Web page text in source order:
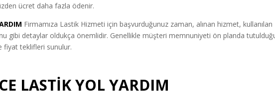
ücret daha fazla ödenir.
Firmamıza Lastik Hizmeti için başvurduğunuz zaman, alınan hizmet, kullanılan
gibi detaylar oldukça önemlidir. Genellikle müşteri memnuniyeti ön planda
fiyat teklifleri sunulur.
LASTİK YOL YARDIM